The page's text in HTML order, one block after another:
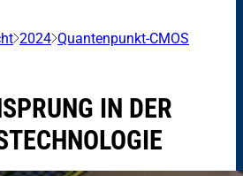
2024 Quantenpunkt-CMOS
IN DER